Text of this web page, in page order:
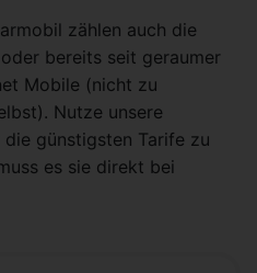
zählen auch die
bereits seit geraumer
Mobile (nicht zu
Nutze unsere
günstigsten Tarife zu
es sie direkt bei